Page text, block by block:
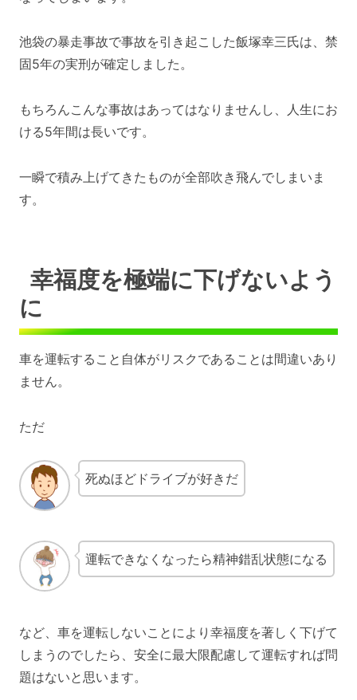
池袋の暴走事故で事故を引き起こした飯塚幸三氏は、禁
固5年の実刑が確定しました。
もちろんこんな事故はあってはなりませんし、人生にお
ける5年間は長いです。
一瞬で積み上げてきたものが全部吹き飛んでしまいま
す。
幸福度を極端に下げないよう
に
車を運転すること自体がリスクであることは間違いあり
ません。
ただ
死ぬほどドライブが好きだ
運転できなくなったら精神錯乱状態になる
など、車を運転しないことにより幸福度を著しく下げて
しまうのでしたら、安全に最大限配慮して運転すれば問
題はないと思います。